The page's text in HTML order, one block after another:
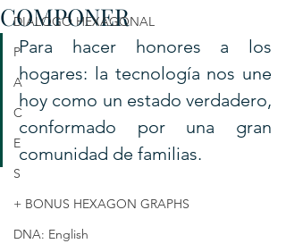
DIALOGO HEXAGONAL
P
A
C
E
S
+ BONUS HEXAGON GRAPHS
DNA: English
COMPONER
Para hacer honores a los
hogares: la tecnología nos une
hoy como un estado verdadero,
conformado por una gran
comunidad de familias.